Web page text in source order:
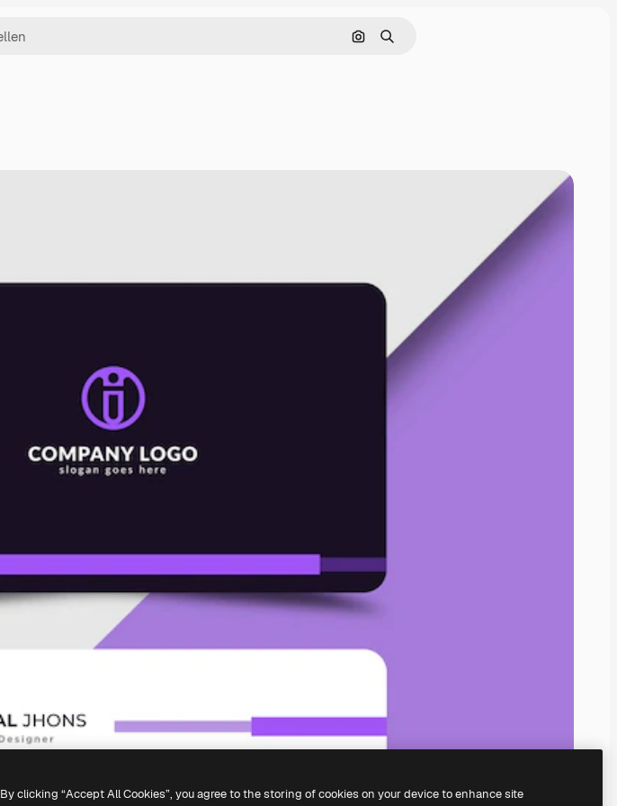
Nach Bild suchen
Suchen
By clicking “Accept All Cookies”, you agree to the storing of cookies on your device to enhance site